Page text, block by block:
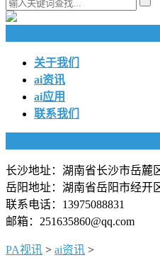
关于我们
ai资讯
ai应用
联系我们
长沙地址：湖南省长沙市岳麓
岳阳地址：湖南省岳阳市经开
联系电话：13975088831
邮箱：251635860@qq.com
PA视讯 > ai资讯 >